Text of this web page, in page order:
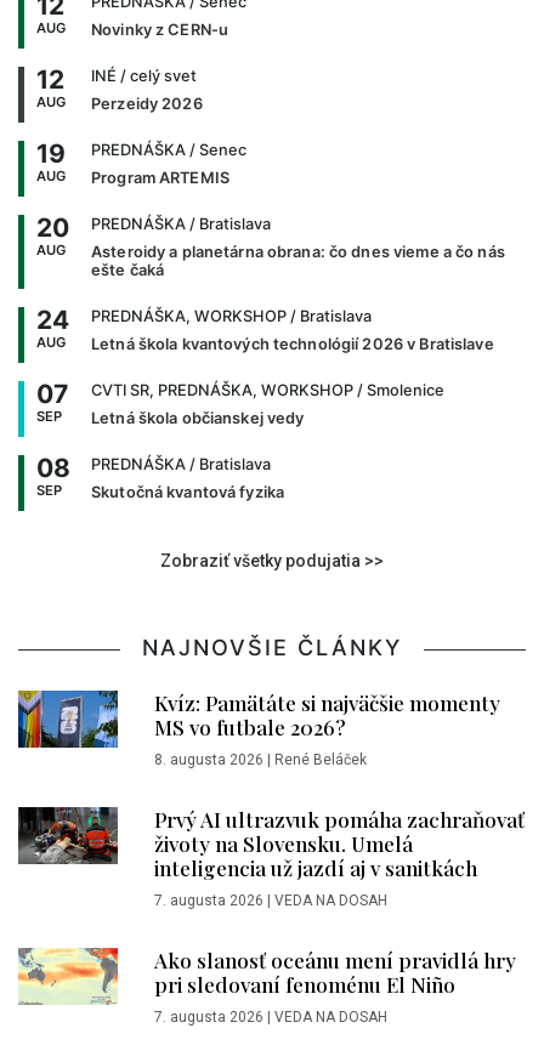
AUG
Novinky z CERN-u
12
AUG
INÉ / celý svet
Perzeidy 2026
19
AUG
PREDNÁŠKA / Senec
Program ARTEMIS
20
AUG
PREDNÁŠKA / Bratislava
Asteroidy a planetárna obrana: čo dnes vieme a čo nás
ešte čaká
24
AUG
PREDNÁŠKA, WORKSHOP / Bratislava
Letná škola kvantových technológií 2026 v Bratislave
07
SEP
CVTI SR, PREDNÁŠKA, WORKSHOP / Smolenice
Letná škola občianskej vedy
08
SEP
PREDNÁŠKA / Bratislava
Skutočná kvantová fyzika
Zobraziť všetky podujatia >>
NAJNOVŠIE ČLÁNKY
Kvíz: Pamätáte si najväčšie momenty
MS vo futbale 2026?
8. augusta 2026 René Beláček
Prvý AI ultrazvuk pomáha zachraňovať
životy na Slovensku. Umelá
inteligencia už jazdí aj v sanitkách
7. augusta 2026 VEDA NA DOSAH
Ako slanosť oceánu mení pravidlá hry
pri sledovaní fenoménu El Niño
7. augusta 2026 VEDA NA DOSAH